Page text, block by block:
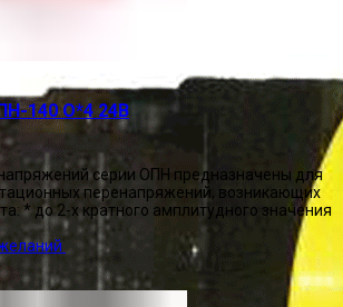
140 О*4 24В
серии ОПН предназначены для
перенапряжений, возникающих
* до 2-х кратного амплитудного значения